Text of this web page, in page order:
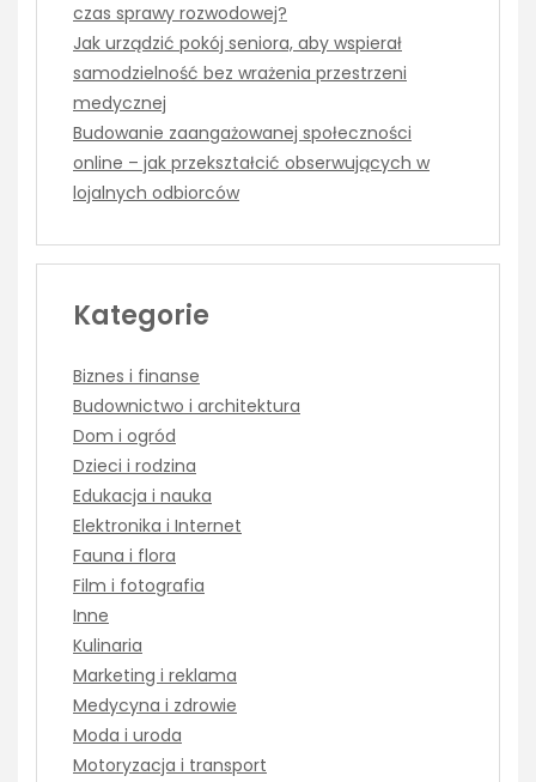
czas sprawy rozwodowej?
Jak urządzić pokój seniora, aby wspierał
samodzielność bez wrażenia przestrzeni
medycznej
Budowanie zaangażowanej społeczności
online – jak przekształcić obserwujących w
lojalnych odbiorców
Kategorie
Biznes i finanse
Budownictwo i architektura
Dom i ogród
Dzieci i rodzina
Edukacja i nauka
Elektronika i Internet
Fauna i flora
Film i fotografia
Inne
Kulinaria
Marketing i reklama
Medycyna i zdrowie
Moda i uroda
Motoryzacja i transport